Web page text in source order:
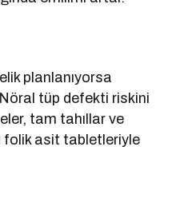
planlanıyorsa
tüp defekti riskini
tam tahıllar ve
folik asit tabletleriyle